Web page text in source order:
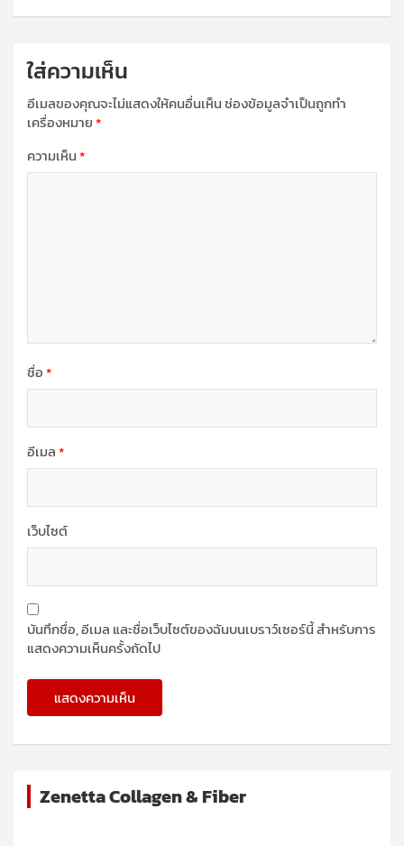
ใส่ความเห็น
อีเมลของคุณจะไม่แสดงให้คนอื่นเห็นช่องข้อมูลจำเป็นถูกทำ
เครื่องหมาย*
ความเห็น*
ชื่อ*
อีเมล*
เว็บไซต์
บันทึกชื่อ, อีเมล และชื่อเว็บไซต์ของฉันบนเบราว์เซอร์นี้ สำหรับการ
แสดงความเห็นครั้งถัดไป
Zenetta Collagen & Fiber